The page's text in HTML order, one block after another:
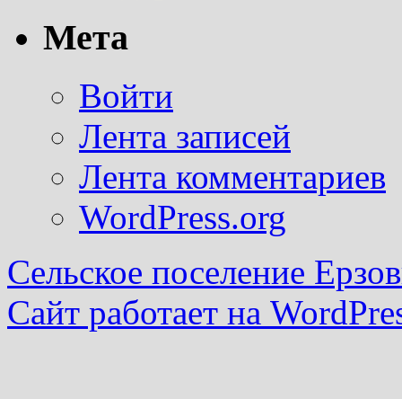
Мета
Войти
Лента записей
Лента комментариев
WordPress.org
Сельское поселение
Сайт работает на